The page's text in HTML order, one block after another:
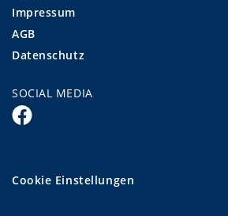
Impressum
AGB
Datenschutz
SOCIAL MEDIA
Cookie Einstellungen